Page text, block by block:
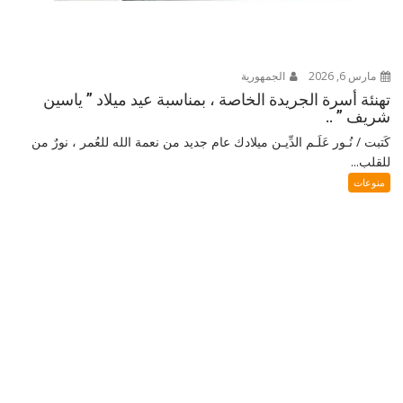
مارس 6, 2026 الجمهورية
تهنئة أسرة الجريدة الخاصة ، بمناسبة عيد ميلاد ” ياسين
شريف ” ..
كَتبت / نُـور عَلَـم الدِّيـن ميلادك عام جديد من نعمة الله للعُمر ، نورٌ من
للقلب...
منوعات